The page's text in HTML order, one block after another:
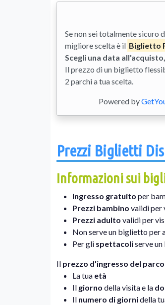
Se non sei totalmente sicuro
migliore scelta è il Biglietto
Scegli una data
Il prezzo di un biglietto
2 parchi a tua scelta.
Powered by
Prezzi Biglietti
Informazioni sui
Ingresso gratuito per
Prezzi bambino validi per
Prezzi adulto validi per
Non serve un biglietto per
Per gli spettacoliserve
Il prezzo d'ingresso del
La tua età
Il giorno della visita e la
Il numero di giornidella